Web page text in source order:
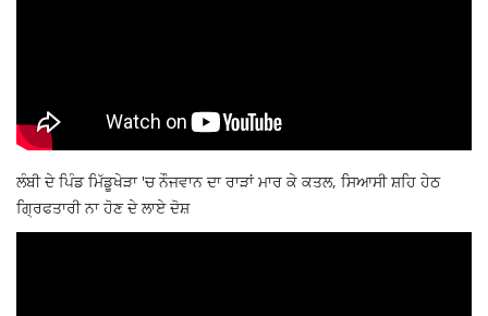
ਲੰਬੀ ਦੇ ਪਿੰਡ ਮਿੱਡੂਖੇੜਾ 'ਚ ਨੌਜਵਾਨ ਦਾ ਰਾੜਾਂ ਮਾਰ ਕੇ ਕਤਲ, ਸਿਆਸੀ ਸ਼ਹਿ ਹੇਠ
ਗ੍ਰਿਫਤਾਰੀ ਨਾ ਹੋਣ ਦੇ ਲਾਏ ਦੋਸ਼